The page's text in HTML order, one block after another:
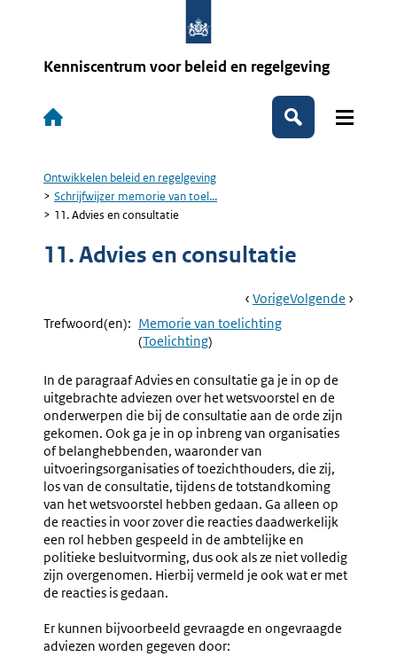
Kenniscentrum voor beleid en regelgeving
Hoofdnavigatie
Zoeken
Kruimelpad
Ontwikkelen beleid en regelgeving
Schrijfwijzer memorie van toel...
11. Advies en consultatie
11. Advies en consultatie
Book
Navigation
Ga
Naar
VorigePagina:
Ga
Volgende Pagina:
Trefwoord(en): Memorie van toelichting
(Toelichting)
In de paragraaf Advies en consultatie ga je in op de
uitgebrachte adviezen over het wetsvoorstel en de
onderwerpen die bij de consultatie aan de orde zijn
gekomen. Ook ga je in op inbreng van organisaties
of belanghebbenden, waaronder van
uitvoeringsorganisaties of toezichthouders, die zij,
los van de consultatie, tijdens de totstandkoming
van het wetsvoorstel hebben gedaan. Ga alleen op
de reacties in voor zover die reacties daadwerkelijk
een rol hebben gespeeld in de ambtelijke en
politieke besluitvorming, dus ook als ze niet volledig
zijn overgenomen. Hierbij vermeld je ook wat er met
de reacties is gedaan.
Er kunnen bijvoorbeeld gevraagde en ongevraagde
adviezen worden gegeven door: